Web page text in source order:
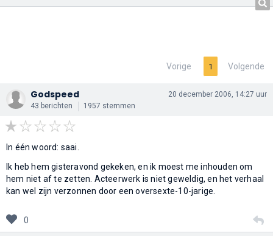
Vorige 1 Volgende
Godspeed
43 berichten 1957 stemmen
20 december 2006, 14:27 uur
In één woord: saai.
Ik heb hem gisteravond gekeken, en ik moest me inhouden om
hem niet af te zetten. Acteerwerk is niet geweldig, en het verhaal
kan wel zijn verzonnen door een oversexte-10-jarige.
0